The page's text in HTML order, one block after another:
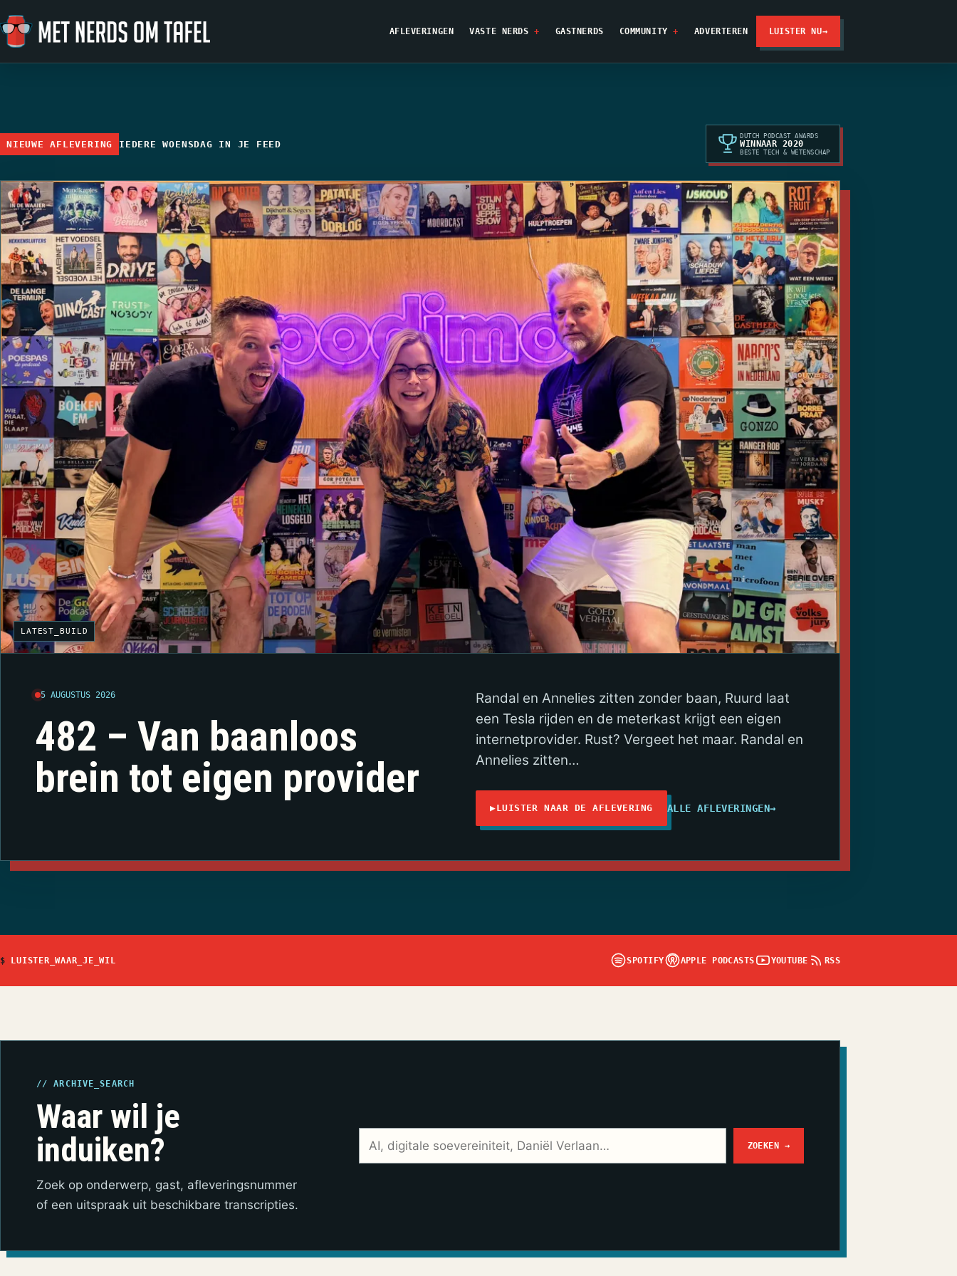
Ga naar de inhoud
AFLEVERINGEN VASTE NERDS GASTNERDS COMMUNITY ADVERTEREN LUISTER NU→
NIEUWE AFLEVERING IEDERE WOENSDAG IN JE FEED
DUTCH PODCAST AWARDS
WINNAAR 2020
BESTE TECH & WETENSCHAP
LATEST_BUILD
5 AUGUSTUS 2026
482 – Van baanloos
brein tot eigen provider
Randal en Annelies zitten zonder baan, Ruurd laat
een Tesla rijden en de meterkast krijgt een eigen
internetprovider. Rust? Vergeet het maar. Randal en
Annelies zitten…
▶LUISTER NAAR DE AFLEVERING ALLE AFLEVERINGEN→
$ LUISTER_WAAR_JE_WIL SPOTIFY APPLE PODCASTS YOUTUBE RSS
// ARCHIVE_SEARCH
Waar wil je
induiken?
Zoek op onderwerp, gast, afleveringsnummer
of een uitspraak uit beschikbare transcripties.
ZOEKEN →